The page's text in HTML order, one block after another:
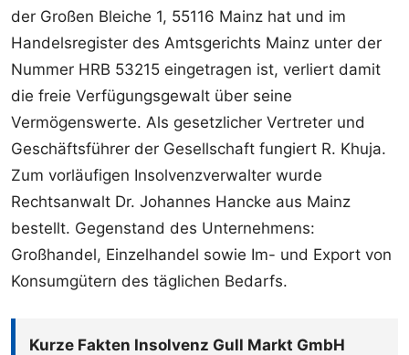
der Großen Bleiche 1, 55116 Mainz hat und im
Handelsregister des Amtsgerichts Mainz unter der
Nummer HRB 53215 eingetragen ist, verliert damit
die freie Verfügungsgewalt über seine
Vermögenswerte. Als gesetzlicher Vertreter und
Geschäftsführer der Gesellschaft fungiert R. Khuja.
Zum vorläufigen Insolvenzverwalter wurde
Rechtsanwalt Dr. Johannes Hancke aus Mainz
bestellt. Gegenstand des Unternehmens:
Großhandel, Einzelhandel sowie Im- und Export von
Konsumgütern des täglichen Bedarfs.
Kurze Fakten Insolvenz Gull Markt GmbH